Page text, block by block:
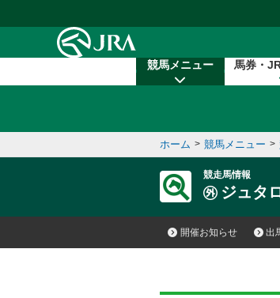
競馬メニュー 馬券・
ホーム > 競馬メニュー >
競走馬情報
ジュタ
開催お知らせ 出